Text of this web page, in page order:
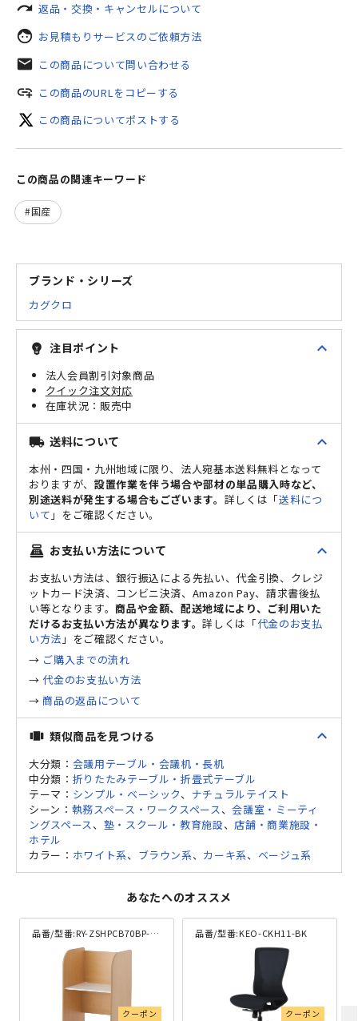
redo 返品・交換・キャンセルについて
face お見積もりサービスのご依頼方法
mail この商品について問い合わせる
add_link この商品のURLをコピーする
この商品についてポストする
この商品の関連キーワード
国産
ブランド・シリーズ
カグクロ
emoji_objects 注目ポイント expand_less
法人会員割引対象商品
クイック注文対応
販売中
local_shipping 送料について expand_less
本州・四国・九州地域に限り、法人宛基本送料無料となって
おりますが、 設置作業を伴う場合や部材の単品購入時など、
別途送料が発生する場合もございます。 詳しくは「送料につ
いて 」をご確認ください。
point_of_sale お支払い方法について expand_less
お支払い方法は、銀行振込による先払い、代金引換、クレジ
ットカード決済、コンビニ決済、Amazon Pay、請求書後払
い等となります。商品や金額、配送地域により、ご利用いた
だけるお支払い方法が異なります。詳しくは「代金のお支払
い方法 」をご確認ください。
→ ご購入までの流れ
→代金のお支払い方法
→ 商品の返品について
view_carousel 類似商品を見つける expand_less
大分類： 会議用テーブル・会議机・長机
中分類： 折りたたみテーブル・折畳式テーブル
テーマ： シンプル・ベーシック、 ナチュラルテイスト
シーン： 執務スペース・ワークスペース 、会議室・ミーティ
ングスペース 、 塾・スクール・教育施設、 店舗・商業施設・
ホテル
カラー： ホワイト系、 ブラウン系、 カーキ系、 ベージュ系
あなたへのオススメ
品番/型番:RY-ZSHPCB70BP-NA
クーポン
品番/型番:KEO-CKH11-BK
クーポン